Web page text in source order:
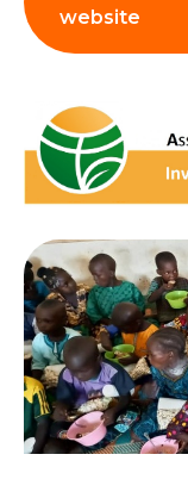
Check
Nieuws
Over het
Register
website